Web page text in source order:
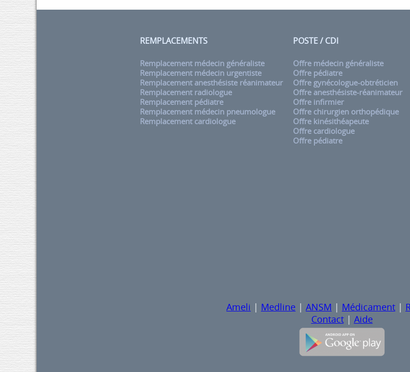
REMPLACEMENTS
Remplacement médecin généraliste
Remplacement médecin urgentiste
Remplacement anesthésiste réanimateur
Remplacement radiologue
Remplacement pédiatre
Remplacement médecin pneumologue
Remplacement cardiologue
POSTE / CDI
Offre médecin généraliste
Offre pédiatre
Offre gynécologue-obtréticien
Offre anesthésiste-réanimateur
Offre infirmier
Offre chirurgien orthopédique
Offre kinésithéapeute
Offre cardiologue
Offre pédiatre
Ameli | Medline | ANSM | Médicament |
Contact| Aide